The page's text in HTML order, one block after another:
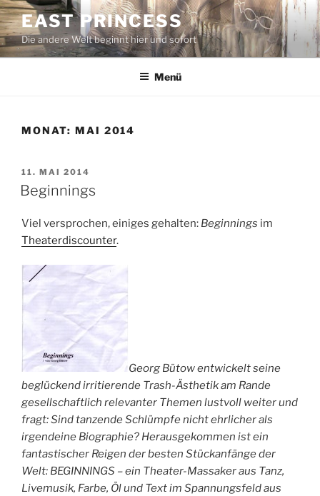
Zum
Inhalt
springen
EAST PRINCESS
Die andere Welt beginnt hier und sofort
Menü
MONAT: MAI 2014
VERÖFFENTLICHT
AM
11. MAI 2014
Beginnings
Viel versprochen, einiges gehalten: Beginnings im
Theaterdiscounter.
Georg Bütow entwickelt seine
beglückend irritierende Trash-Ästhetik am Rande
gesellschaftlich relevanter Themen lustvoll weiter und
fragt: Sind tanzende Schlümpfe nicht ehrlicher als
irgendeine Biographie? Herausgekommen ist ein
fantastischer Reigen der besten Stückanfänge der
Welt: BEGINNINGS – ein Theater-Massaker aus Tanz,
Livemusik, Farbe, Öl und Text im Spannungsfeld aus